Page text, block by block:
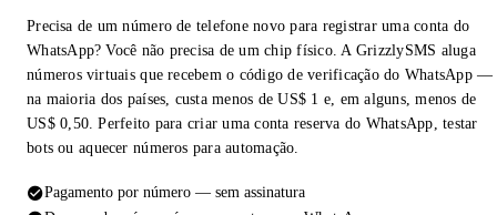
Precisa de um número de telefone novo para registrar uma conta do
WhatsApp? Você não precisa de um chip físico. A GrizzlySMS aluga
números virtuais que recebem o código de verificação do WhatsApp —
na maioria dos países, custa menos de US$ 1 e, em alguns, menos de
US$ 0,50. Perfeito para criar uma conta reserva do WhatsApp, testar
bots ou aquecer números para automação.
Pagamento por número — sem assinatura